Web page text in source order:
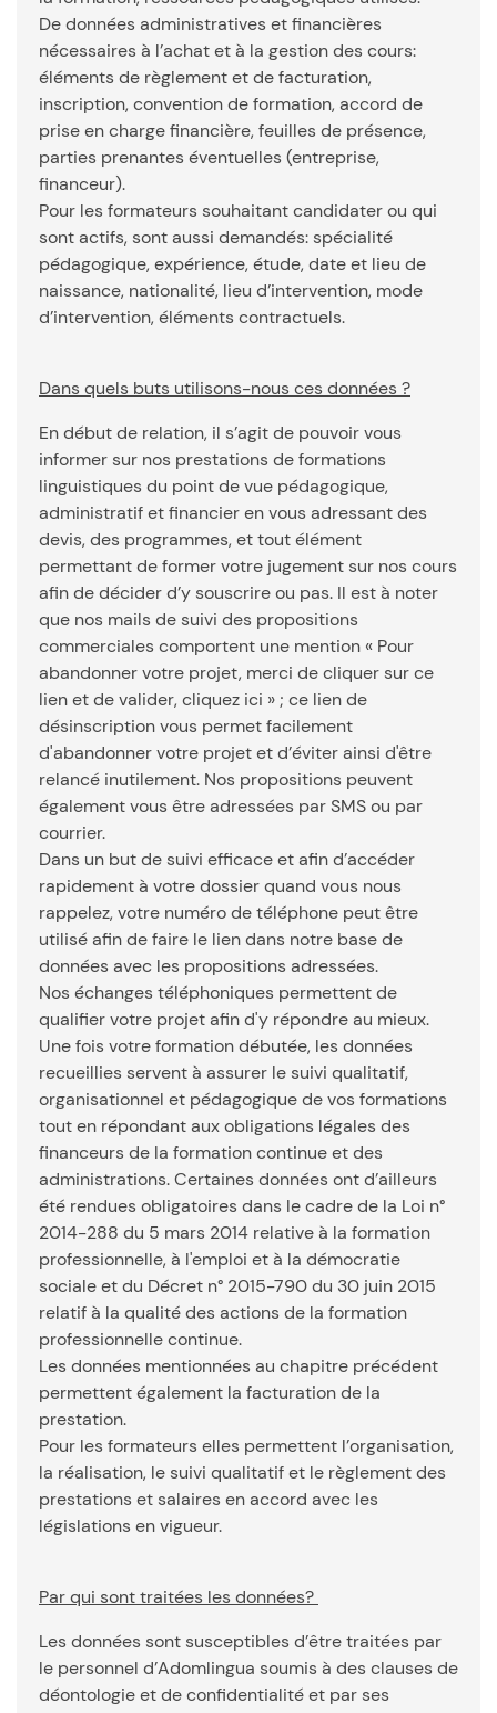
De données administratives et financières
nécessaires à l’achat et à la gestion des cours:
éléments de règlement et de facturation,
inscription, convention de formation, accord de
prise en charge financière, feuilles de présence,
parties prenantes éventuelles (entreprise,
financeur).
Pour les formateurs souhaitant candidater ou qui
sont actifs, sont aussi demandés: spécialité
pédagogique, expérience, étude, date et lieu de
naissance, nationalité, lieu d’intervention, mode
d’intervention, éléments contractuels.
Dans quels buts utilisons-nous ces données ?
En début de relation, il s’agit de pouvoir vous
informer sur nos prestations de formations
linguistiques du point de vue pédagogique,
administratif et financier en vous adressant des
devis, des programmes, et tout élément
permettant de former votre jugement sur nos cours
afin de décider d’y souscrire ou pas. Il est à noter
que nos mails de suivi des propositions
commerciales comportent une mention « Pour
abandonner votre projet, merci de cliquer sur ce
lien et de valider, cliquez ici » ; ce lien de
désinscription vous permet facilement
d'abandonner votre projet et d’éviter ainsi d'être
relancé inutilement. Nos propositions peuvent
également vous être adressées par SMS ou par
courrier.
Dans un but de suivi efficace et afin d’accéder
rapidement à votre dossier quand vous nous
rappelez, votre numéro de téléphone peut être
utilisé afin de faire le lien dans notre base de
données avec les propositions adressées.
Nos échanges téléphoniques permettent de
qualifier votre projet afin d'y répondre au mieux.
Une fois votre formation débutée, les données
recueillies servent à assurer le suivi qualitatif,
organisationnel et pédagogique de vos formations
tout en répondant aux obligations légales des
financeurs de la formation continue et des
administrations. Certaines données ont d’ailleurs
été rendues obligatoires dans le cadre de la Loi n°
2014-288 du 5 mars 2014 relative à la formation
professionnelle, à l'emploi et à la démocratie
sociale et du Décret n° 2015-790 du 30 juin 2015
relatif à la qualité des actions de la formation
professionnelle continue.
Les données mentionnées au chapitre précédent
permettent également la facturation de la
prestation.
Pour les formateurs elles permettent l’organisation,
la réalisation, le suivi qualitatif et le règlement des
prestations et salaires en accord avec les
législations en vigueur.
Par qui sont traitées les données?
Les données sont susceptibles d’être traitées par
le personnel d’Adomlingua soumis à des clauses de
déontologie et de confidentialité et par ses